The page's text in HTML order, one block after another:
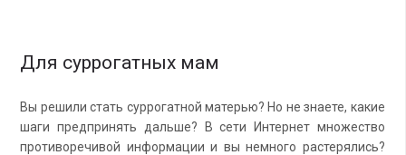
Для суррогатных мам
Вы ре­ши­ли стать сур­ро­гат­ной ма­те­рью? Но не зна­е­те, какие
шаги пред­при­нять даль­ше? В сети Ин­тер­нет мно­же­ство
про­ти­во­ре­чи­вой ин­фор­ма­ции и вы немно­го рас­те­ря­лись?